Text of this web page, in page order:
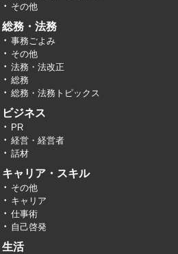
その他
総務・法務
事務ごよみ
その他
法務・法改正
総務
総務・法務トピックス
ビジネス
PR
経営・経営者
話材
キャリア・スキル
その他
キャリア
仕事術
自己啓発
生活